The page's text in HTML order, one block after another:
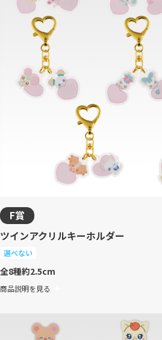
F賞
ツインアクリルキーホルダー
選べない
全8種約2.5cm
商品説明を見る